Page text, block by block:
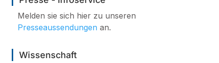
Melden sie sich hier zu unseren
Presseaussendungen an.
Wissenschaft